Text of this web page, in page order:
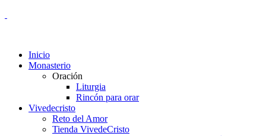
Inicio
Monasterio
Oración
Liturgia
Rincón para orar
Vivedecristo
Reto del Amor
Tienda VivedeCristo